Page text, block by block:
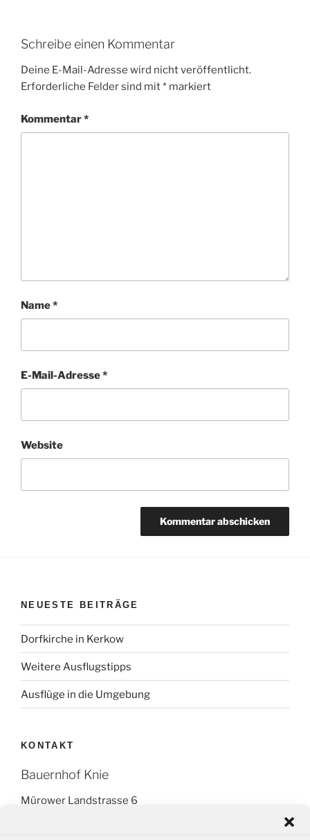
Schreibe einen Kommentar
Deine E-Mail-Adresse wird nicht veröffentlicht.
Erforderliche Felder sind mit* markiert
Kommentar*
Name*
E-Mail-Adresse*
Website
NEUESTE BEITRÄGE
Dorfkirche in Kerkow
Weitere Ausflugstipps
Ausflüge in die Umgebung
KONTAKT
Bauernhof Knie
Mürower Landstrasse 6